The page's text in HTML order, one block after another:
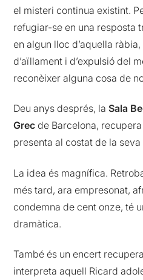
el misteri continua existint.
refugiar-se en una resposta
en algun lloc d’aquella
d’aïllament i d’expulsió del
reconèixer alguna cosa de
Deu anys després, laSala
Grec de Barcelona,
presenta al costat de la
La idea és magnífica.
més tard, ara empresonat,
condemna de cent onze, té
dramàtica.
També és un encert
interpreta aquell Ricard